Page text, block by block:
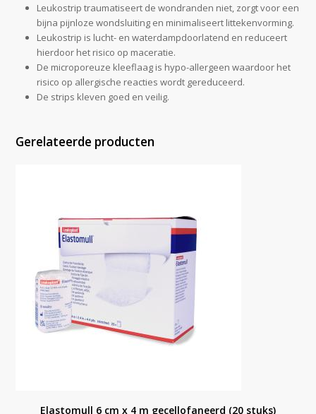
Leukostrip traumatiseert de wondranden niet, zorgt voor een
bijna pijnloze wondsluiting en minimaliseert littekenvorming.
Leukostrip is lucht- en waterdampdoorlatend en reduceert
hierdoor het risico op maceratie.
De microporeuze kleeflaag is hypo-allergeen waardoor het
risico op allergische reacties wordt gereduceerd.
De strips kleven goed en veilig.
Gerelateerde producten
Elastomull 6 cm x 4 m gecellofaneerd (20 stuks)